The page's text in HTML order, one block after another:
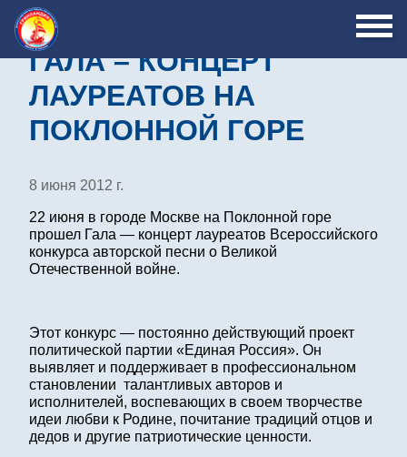
ГАЛА – КОНЦЕРТ
ЛАУРЕАТОВ НА
ПОКЛОННОЙ ГОРЕ
8 июня 2012 г.
22 июня в городе Москве на Поклонной горе
прошел Гала — концерт лауреатов Всероссийского
конкурса авторской песни о Великой
Отечественной войне.
Этот конкурс — постоянно действующий проект
политической партии «Единая Россия». Он
выявляет и поддерживает в профессиональном
становлении талантливых авторов и
исполнителей, воспевающих в своем творчестве
идеи любви к Родине, почитание традиций отцов и
дедов и другие патриотические ценности.